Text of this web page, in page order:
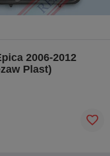
2006-2012
Plast)